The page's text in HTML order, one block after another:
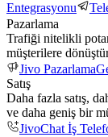
Entegrasyonu
Pazarlama
Trafiği nitelikli
müşterilere
Jivo Pazarlama
Satış
Daha fazla satış,
ve daha geniş bir
JivoChat İş